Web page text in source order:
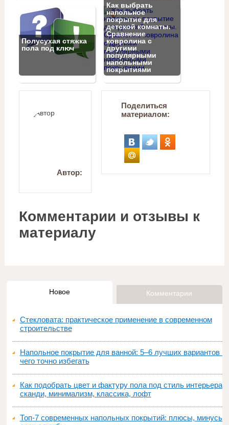
Полусухая стяжка
пола под ключ
Как выбрать
напольное
покрытие для
детской комнаты.
Сравнение
ковролина с
другими
популярными
напольными
покрытиями
Автор:
Поделиться
материалом:
Комментарии и отзывы к
материалу
Новое Комментарии
Стекловата: практическое применение в современном
строительстве
Напольное покрытие для ванной: 5–6 лучших вариантов и
чего точно избегать
Как подобрать цвет и фактуру пола под стиль интерьера:
сканди, минимализм, классика, лофт
Топ‑7 современных напольных покрытий: плюсы, минусы,